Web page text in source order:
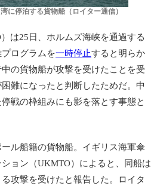
に停泊する貨物船（ロイター通信）
は25日、ホルムズ海峡を通過する
ログラムを一時停止すると明らか
の貨物船が攻撃を受けたことを受
難になったと判断したためだ。中
戦の枠組みにも影を落とす事態と
ル船籍の貨物船。イギリス海軍傘
ョン（UKMTO）によると、同船は
攻撃を受けたと報告した。ロイタ